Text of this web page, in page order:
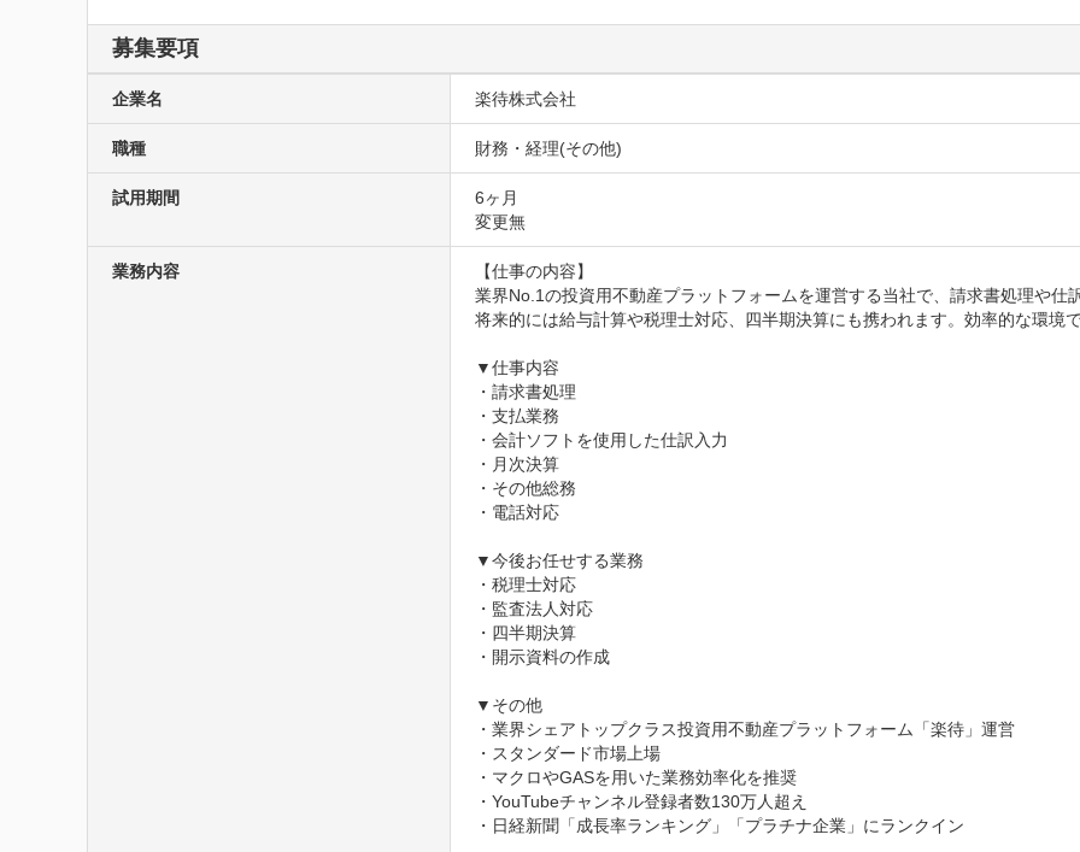
募集要項
企業名 楽待株式会社
職種 財務・経理(その他)
試用期間
6ヶ月
変更無
業務内容
【仕事の内容】
業界No.1の投資用不動産プラットフォームを運営する当社で、請求書処理や仕
将来的には給与計算や税理士対応、四半期決算にも携われます。効率的な環境
▼仕事内容
・請求書処理
・支払業務
・会計ソフトを使用した仕訳入力
・月次決算
・その他総務
・電話対応
▼今後お任せする業務
・税理士対応
・監査法人対応
・四半期決算
・開示資料の作成
▼その他
・業界シェアトップクラス投資用不動産プラットフォーム「楽待」運営
・スタンダード市場上場
・マクロやGASを用いた業務効率化を推奨
・YouTubeチャンネル登録者数130万人超え
・日経新聞「成長率ランキング」「プラチナ企業」にランクイン